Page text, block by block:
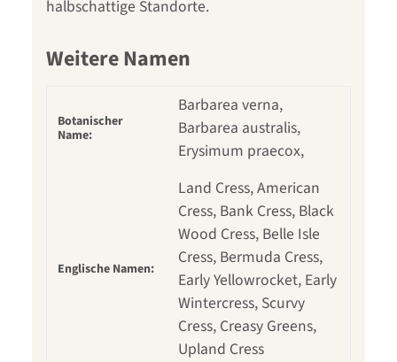
halbschattige Standorte.
Weitere Namen
Botanischer
Name:
Barbarea verna,
Barbarea australis,
Erysimum praecox,
Englische Namen:
Land Cress, American
Cress, Bank Cress, Black
Wood Cress, Belle Isle
Cress, Bermuda Cress,
Early Yellowrocket, Early
Wintercress, Scurvy
Cress, Creasy Greens,
Upland Cress